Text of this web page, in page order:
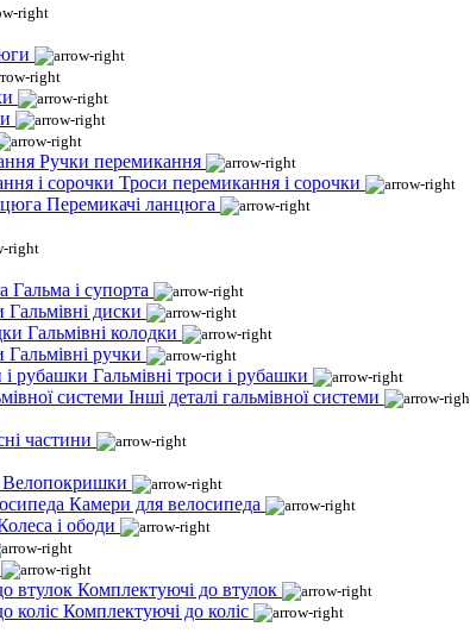
Ручки перемикання
Троси перемикання і сорочки
Перемикачі ланцюга
Гальма і супорта
Гальмівні диски
Гальмівні колодки
Гальмівні ручки
Гальмівні троси і рубашки
Інші деталі гальмівної системи
частини
Велопокришки
Камери для велосипеда
і ободи
Комплектуючі до втулок
Комплектуючі до коліс